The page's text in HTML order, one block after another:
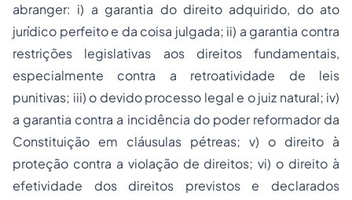
abranger: i) a garantia do direito adquirido, do ato
jurídico perfeito e da coisa julgada; ii) a garantia contra
restrições legislativas aos direitos fundamentais,
especialmente contra a retroatividade de leis
punitivas; iii) o devido processo legal e o juiz natural; iv)
a garantia contra a incidência do poder reformador da
Constituição em cláusulas pétreas; v) o direito à
proteção contra a violação de direitos; vi) o direito à
efetividade dos direitos previstos e declarados